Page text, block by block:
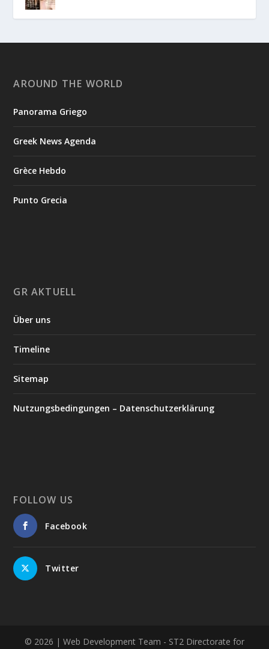
AROUND THE WORLD
Panorama Griego
Greek News Agenda
Grèce Hebdo
Punto Grecia
GR AKTUELL
Über uns
Timeline
Sitemap
Nutzungsbedingungen – Datenschutzerklärung
FOLLOW US
Facebook
Twitter
© 2026 | Web Development Team - ST2 Directorate for